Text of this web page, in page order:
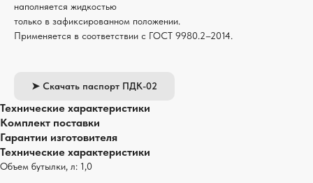
наполняется жидкостью
только в зафиксированном положении.
Применяется в соответствии с ГОСТ 9980.2–2014.
➤ Скачать паспорт ПДК-02
Технические характеристики
Комплект поставки
Гарантии изготовителя
Технические характеристики
Объем бутылки, л: 1,0